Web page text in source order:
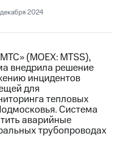
2024
(MOEX: MTSS),
внедрила решение
инцидентов
для
тепловых
Система
аварийные
трубопроводах